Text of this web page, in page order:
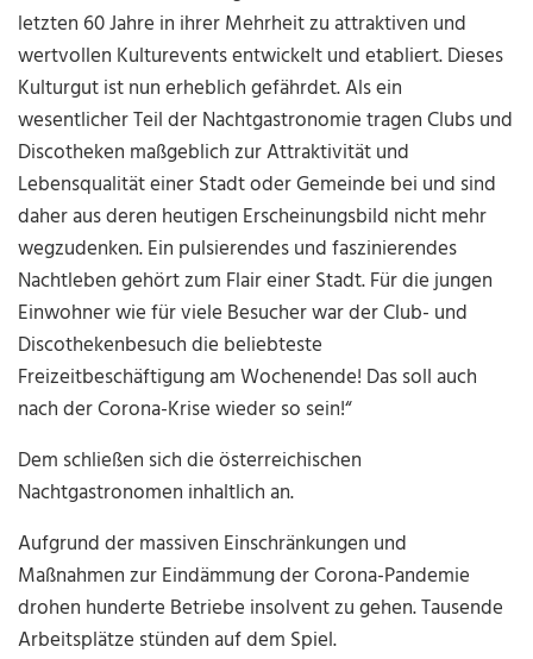
letzten 60 Jahre in ihrer Mehrheit zu attraktiven und
wertvollen Kulturevents entwickelt und etabliert. Dieses
Kulturgut ist nun erheblich gefährdet. Als ein
wesentlicher Teil der Nachtgastronomie tragen Clubs und
Discotheken maßgeblich zur Attraktivität und
Lebensqualität einer Stadt oder Gemeinde bei und sind
daher aus deren heutigen Erscheinungsbild nicht mehr
wegzudenken. Ein pulsierendes und faszinierendes
Nachtleben gehört zum Flair einer Stadt. Für die jungen
Einwohner wie für viele Besucher war der Club- und
Discothekenbesuch die beliebteste
Freizeitbeschäftigung am Wochenende! Das soll auch
nach der Corona-Krise wieder so sein!“
Dem schließen sich die österreichischen
Nachtgastronomen inhaltlich an.
Aufgrund der massiven Einschränkungen und
Maßnahmen zur Eindämmung der Corona-Pandemie
drohen hunderte Betriebe insolvent zu gehen. Tausende
Arbeitsplätze stünden auf dem Spiel.